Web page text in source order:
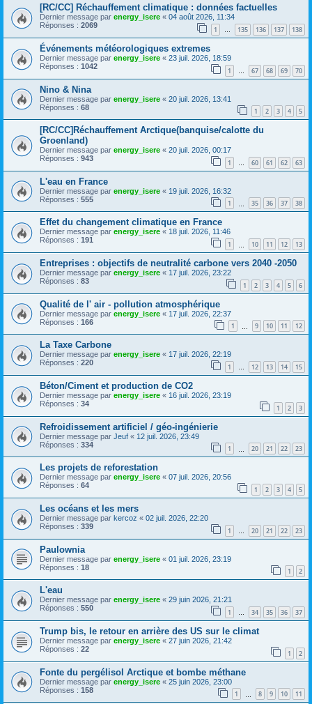
[RC/CC] Réchauffement climatique : données factuelles
Dernier message par energy_isere « 04 août 2026, 11:34
Réponses : 2069 1 … 135 136 137 138
Événements météorologiques extremes
Dernier message par energy_isere « 23 juil. 2026, 18:59
Réponses : 1042 1 … 67 68 69 70
Nino & Nina
Dernier message par energy_isere « 20 juil. 2026, 13:41
Réponses : 68 1 2 3 4 5
[RC/CC]Réchauffement Arctique(banquise/calotte du
Groenland)
Dernier message par energy_isere « 20 juil. 2026, 00:17
Réponses : 943 1 … 60 61 62 63
L'eau en France
Dernier message par energy_isere « 19 juil. 2026, 16:32
Réponses : 555 1 35 36 37 38
Effet du changement climatique en France
Dernier message par energy_isere « 18 juil. 2026, 11:46
Réponses : 191 1 10 11 12 13
Entreprises : objectifs de neutralité carbone vers 2040 -2050
Dernier message par energy_isere « 17 juil. 2026, 23:22
Réponses : 83 1 2 3 4 5 6
Qualité de l' air - pollution atmosphérique
Dernier message par energy_isere « 17 juil. 2026, 22:37
Réponses : 166 1 9 10 11 12
La Taxe Carbone
Dernier message par energy_isere « 17 juil. 2026, 22:19
Réponses : 220 1 … 12 13 14 15
Béton/Ciment et production de CO2
Dernier message par energy_isere « 16 juil. 2026, 23:19
Réponses : 34 1 2 3
Refroidissement artificiel / géo-ingénierie
Dernier message par Jeuf « 12 juil. 2026, 23:49
Réponses : 334 1 20 21 22 23
Les projets de reforestation
Dernier message par energy_isere « 07 juil. 2026, 20:56
Réponses : 64 1 2 3 4 5
Les océans et les mers
Dernier message par kercoz « 02 juil. 2026, 22:20
Réponses : 339 1 … 20 21 22 23
Paulownia
Dernier message par energy_isere « 01 juil. 2026, 23:19
Réponses : 18 1 2
L'eau
Dernier message par energy_isere « 29 juin 2026, 21:21
Réponses : 550 1 … 34 35 36 37
Trump bis, le retour en arrière des US sur le climat
Dernier message par energy_isere « 27 juin 2026, 21:42
Réponses : 22 1 2
Fonte du pergélisol Arctique et bombe méthane
Dernier message par energy_isere « 25 juin 2026, 23:00
Réponses : 158 1 8 9 10 11